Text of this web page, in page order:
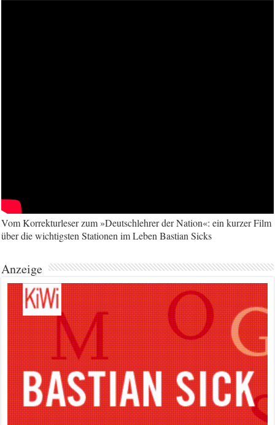
Vom Korrekturleser zum »Deutschlehrer der Nation«: ein kurzer Film
über die wichtigsten Stationen im Leben Bastian Sicks
Anzeige